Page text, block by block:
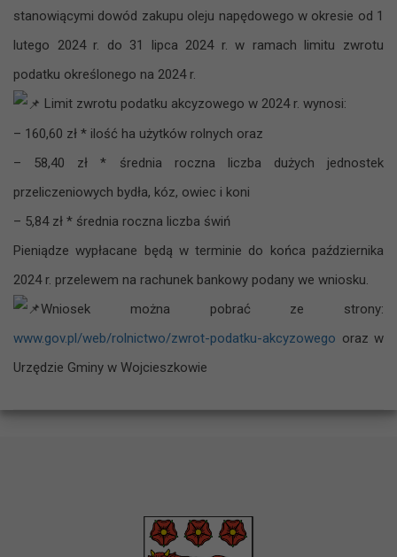
stanowiącymi dowód zakupu oleju napędowego w okresie od 1
lutego 2024 r. do 31 lipca 2024 r. w ramach limitu zwrotu
podatku określonego na 2024 r.
Limit zwrotu podatku akcyzowego w 2024 r. wynosi:
– 160,60 zł * ilość ha użytków rolnych oraz
– 58,40 zł * średnia roczna liczba dużych jednostek
przeliczeniowych bydła, kóz, owiec i koni
– 5,84 zł * średnia roczna liczba świń
Pieniądze wypłacane będą w terminie do końca października
2024 r. przelewem na rachunek bankowy podany we wniosku.
Wniosek można pobrać ze strony:
www.gov.pl/web/rolnictwo/zwrot-podatku-akcyzowego oraz w
Urzędzie Gminy w Wojcieszkowie